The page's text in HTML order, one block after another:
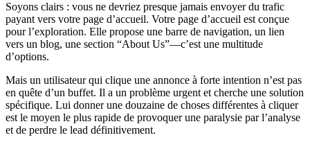
Soyons clairs : vous ne devriez presque jamais envoyer du trafic
payant vers votre page d’accueil. Votre page d’accueil est conçue
pour l’exploration. Elle propose une barre de navigation, un lien
vers un blog, une section “About Us”—c’est une multitude
d’options.
Mais un utilisateur qui clique une annonce à forte intention n’est pas
en quête d’un buffet. Il a un problème urgent et cherche une solution
spécifique. Lui donner une douzaine de choses différentes à cliquer
est le moyen le plus rapide de provoquer une paralysie par l’analyse
et de perdre le lead définitivement.